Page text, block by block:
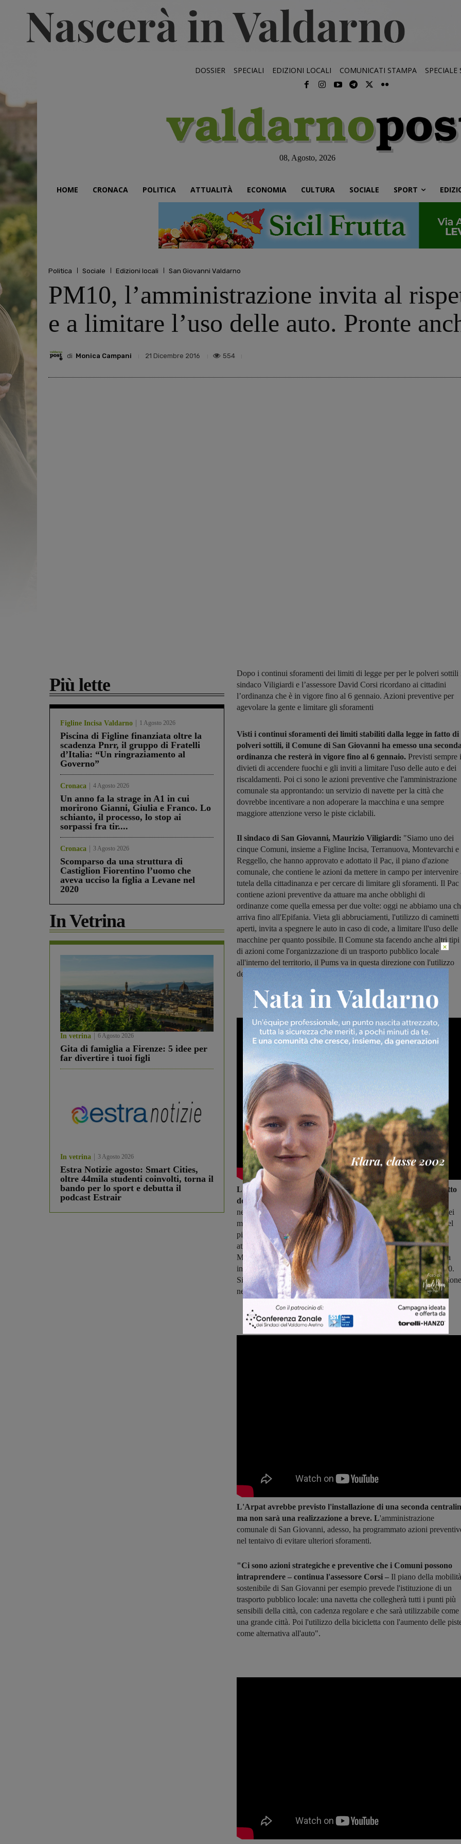
DOSSIER SPECIALI EDIZIONI LOCALI COMUNICATI STAMPA SPECIALE
08, Agosto, 2026
HOME CRONACA POLITICA ATTUALITÀ ECONOMIA CULTURA SOCIALE SPORT
Politica Sociale Edizioni locali San Giovanni Valdarno
PM10, l’amministrazione invita al
e a limitare l’uso delle auto. Pronte
di Monica Campani 21 Dicembre 2016 554
Più lette
Figline Incisa Valdarno 1 Agosto 2026
Piscina di Figline finanziata oltre la
scadenza Pnrr, il gruppo di Fratelli
d’Italia: “Un ringraziamento al
Governo”
Cronaca 4 Agosto 2026
Un anno fa la strage in A1 in cui
morirono Gianni, Giulia e Franco. Lo
schianto, il processo, lo stop ai
sorpassi fra tir....
Cronaca 3 Agosto 2026
Scomparso da una struttura di
Castiglion Fiorentino l’uomo che
aveva ucciso la figlia a Levane nel
2020
In Vetrina
In vetrina 6 Agosto 2026
Gita di famiglia a Firenze: 5 idee per
far divertire i tuoi figli
In vetrina 3 Agosto 2026
Estra Notizie agosto: Smart Cities,
oltre 44mila studenti coinvolti, torna il
bando per lo sport e debutta il
podcast Estrair
Dopo i continui sforamenti dei limiti di legge per per le polveri sottili
sindaco Viligiardi e l’assessore David Corsi ricordano ai cittadini
l’ordinanza che è in vigore fino al 6 gennaio. Azioni preventive per
agevolare la gente e limitare gli sforamenti
Visti i continui sforamenti dei limiti stabiliti dalla legge in fatto di
polveri sottili, il Comune di San Giovanni ha emesso una
ordinanza che resterà in vigore fino al 6 gennaio. Previsti sempre i
divieti di accendere fuochi e gli inviti a limitare l'uso delle auto e dei
riscaldamenti. Poi ci sono le azioni preventive che l'amministrazione
comunale sta approntando: un servizio di navette per la città che
dovrebbe incentivare a non adoperare la macchina e una sempre
maggiore attenzione verso le piste ciclabili.
Il sindaco di San Giovanni, Maurizio Viligiardi: "Siamo uno dei
cinque Comuni, insieme a Figline Incisa, Terranuova, Montevarchi e
Reggello, che hanno approvato e adottato il Pac, il piano d'azione
comunale, che contiene le azioni da mettere in campo per intervenire
tutela della cittadinanza e per cercare di limitare gli sforamenti. Il Pac
contiene azioni preventive da attuare ma anche obblighi di
ordinanze come quella emessa per due volte: oggi ne abbiamo una
arriva fino all'Epifania. Vieta gli abbruciamenti, l'utilizzo di caminetti
aperti, invita a spegnere le auto in caso di code, a limitare ll'uso delle
macchine per quanto possibile. Il Comune sta facendo anche altri tipi
di azioni come l'organizzazione di un trasporto pubblico locale
all'interno del territorio, il Pums va in questa direzione con l'utilizzo
delle piste ciclabili".
L'assessore David Corsi spiega ancora l'importanza del rispetto
dell'ordinanza:
"Vogliamo sensibilizzare la cittadinanza sulla
necessità di porre attenzione sui nostri usi e costumi nell'utilizzo dei
mezzi e delle fonti di calore. Lo scorso aprile siamo stati inseriti nel
piano di azione per partecipare alla riduzione dell' inquinamento
atmosferico insieme a Figline Incisa, Reggello, Terranuova e
Montevarchi. Per questo siamo sotto monitoraggio dalla centralina
installata a Figline. Da allora siamo già a 20 superamenti del Pm10.
Siamo quindi dovuti intervenire con un'ordinanza di sensibilizzazione
nell'uso delle auto e di divieto degli abbruciamenti esterni".
L'Arpat avrebbe previsto l'installazione di una seconda
ma non sarà una realizzazione a breve. L'amministrazione
comunale di San Giovanni, adesso, ha programmato azioni
nel tentaivo di evitare ulteriori sforamenti.
"Ci sono azioni strategiche e preventive che i Comuni possono
intraprendere – continua l'assessore Corsi – Il piano della mobilità
sostenibile di San Giovanni per esempio prevede l'istituzione di un
trasporto pubblico locale: una navetta che collegherà tutti i punti più
sensibili della città, con cadenza regolare e che sarà utilizzabile come
una grande città. Poi l'utilizzo della bicicletta con l'aumento delle
come alternativa all'auto".
×